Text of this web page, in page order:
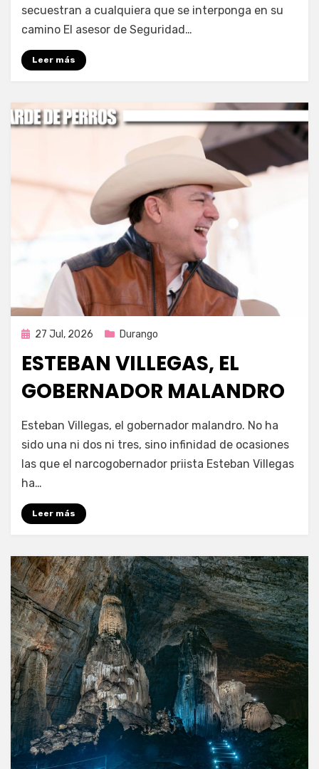
secuestran a cualquiera que se interponga en su
camino El asesor de Seguridad…
Leer más
Publicada
27 Jul, 2026 Durango
ESTEBAN VILLEGAS, EL
GOBERNADOR MALANDRO
por Fernando Miranda Servín
Esteban Villegas, el gobernador malandro. No ha
sido una ni dos ni tres, sino infinidad de ocasiones
las que el narcogobernador priista Esteban Villegas
ha…
Leer más